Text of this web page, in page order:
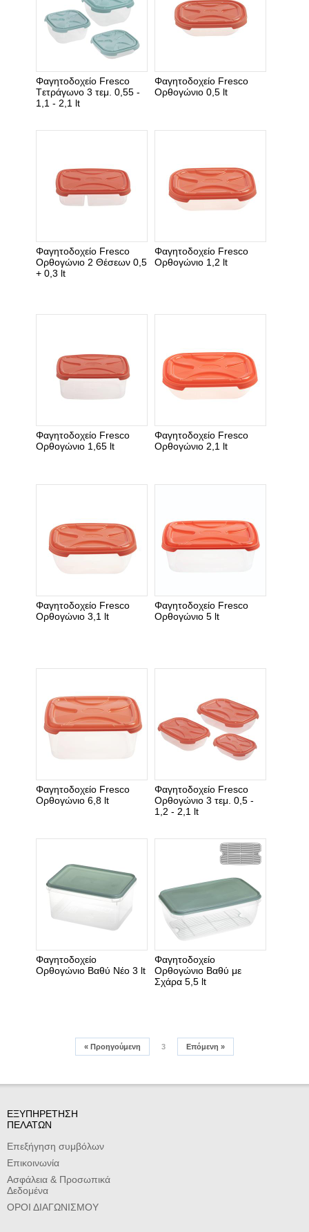
Φαγητοδοχείο Fresco
Tετράγωνο 3 τεμ. 0,55 -
1,1 - 2,1 lt
Φαγητοδοχείο Fresco
Ορθογώνιο 0,5 lt
Φαγητοδοχείο Fresco
Ορθογώνιο 2 Θέσεων 0,5
+ 0,3 lt
Φαγητοδοχείο Fresco
Ορθογώνιο 1,2 lt
Φαγητοδοχείο Fresco
Ορθογώνιο 1,65 lt
Φαγητοδοχείο Fresco
Ορθογώνιο 2,1 lt
Φαγητοδοχείο Fresco
Ορθογώνιο 3,1 lt
Φαγητοδοχείο Fresco
Ορθογώνιο 5 lt
Φαγητοδοχείο Fresco
Ορθογώνιο 6,8 lt
Φαγητοδοχείο Fresco
Ορθογώνιο 3 τεμ. 0,5 -
1,2 - 2,1 lt
Φαγητοδοχείο
Ορθογώνιο Βαθύ Νέο 3 lt
Φαγητοδοχείο
Ορθογώνιο Βαθύ με
Σχάρα 5,5 lt
« Προηγούμενη 3 Επόμενη »
ΕΞΥΠΗΡΕΤΗΣΗ
ΠΕΛΑΤΩΝ
Επεξήγηση συμβόλων
Επικοινωνία
Ασφάλεια & Προσωπικά
Δεδομένα
ΟΡΟΙ ΔΙΑΓΩΝΙΣΜΟΥ